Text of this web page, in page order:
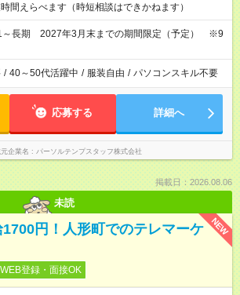
間えらべます（時短相談はできかねます）
～長期 2027年3月末までの期間限定（予定） ※9
/ 40～50代活躍中 / 服装自由 / パソコンスキル不要
応募する 詳細へ
企業名 パーソルテンプスタッフ株式会社
掲載日：2026.08.06
未読
NEW
円！人形町でのテレマーケ
WEB登録・面接OK